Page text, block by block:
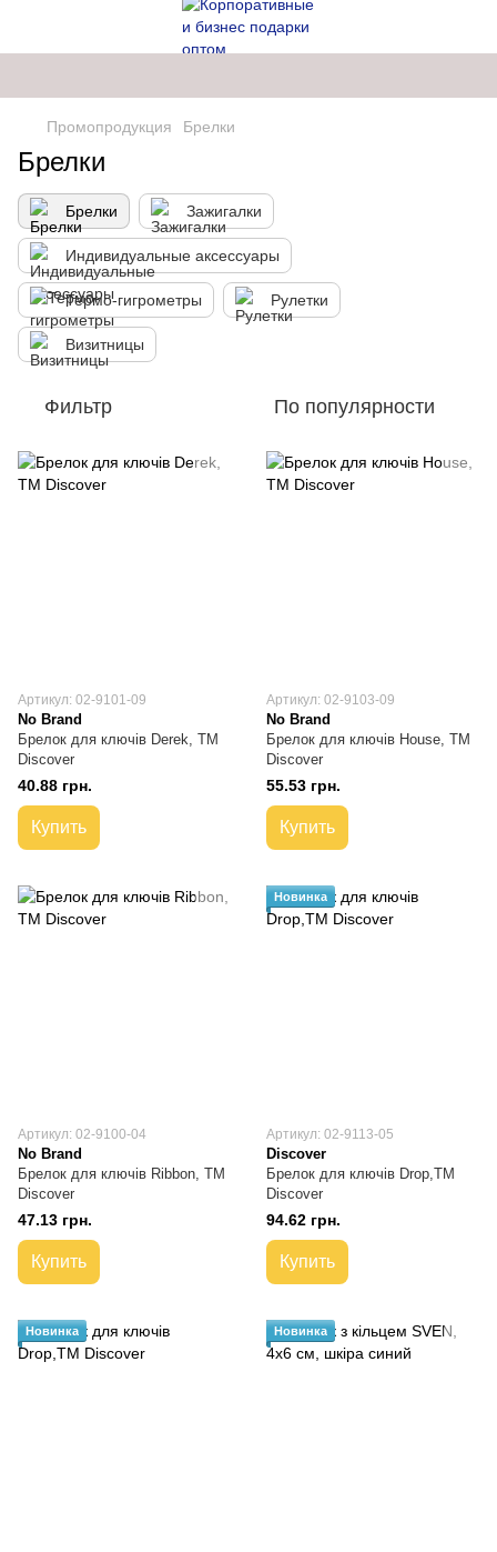
Промопродукция Брелки
Брелки
Брелки Зажигалки
Индивидуальные аксессуары
Термо-гигрометры Рулетки
Визитницы
Фильтр По популярности
Артикул: 02-9101-09
No Brand
Брелок для ключів Derek, TM
Discover
40.88 грн.
Купить
Артикул: 02-9103-09
No Brand
Брелок для ключів House, TM
Discover
55.53 грн.
Купить
Артикул: 02-9100-04
No Brand
Брелок для ключів Ribbon, TM
Discover
47.13 грн.
Купить
Новинка
Артикул: 02-9113-05
Discover
Брелок для ключів Drop,TM
Discover
94.62 грн.
Купить
Новинка Новинка